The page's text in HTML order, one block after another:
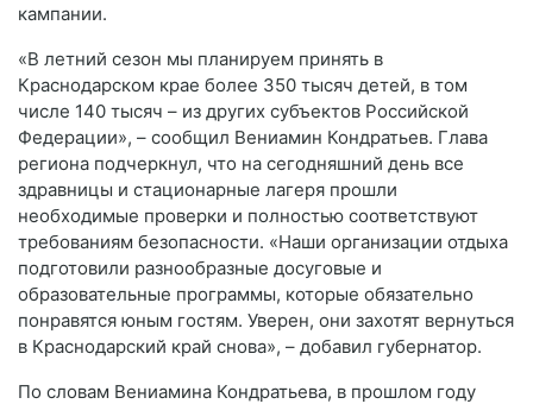
кампании.
«В летний сезон мы планируем принять в
Краснодарском крае более 350 тысяч детей, в том
числе 140 тысяч – из других субъектов Российской
Федерации», – сообщил Вениамин Кондратьев. Глава
региона подчеркнул, что на сегодняшний день все
здравницы и стационарные лагеря прошли
необходимые проверки и полностью соответствуют
требованиям безопасности. «Наши организации отдыха
подготовили разнообразные досуговые и
образовательные программы, которые обязательно
понравятся юным гостям. Уверен, они захотят вернуться
в Краснодарский край снова», – добавил губернатор.
По словам Вениамина Кондратьева, в прошлом году